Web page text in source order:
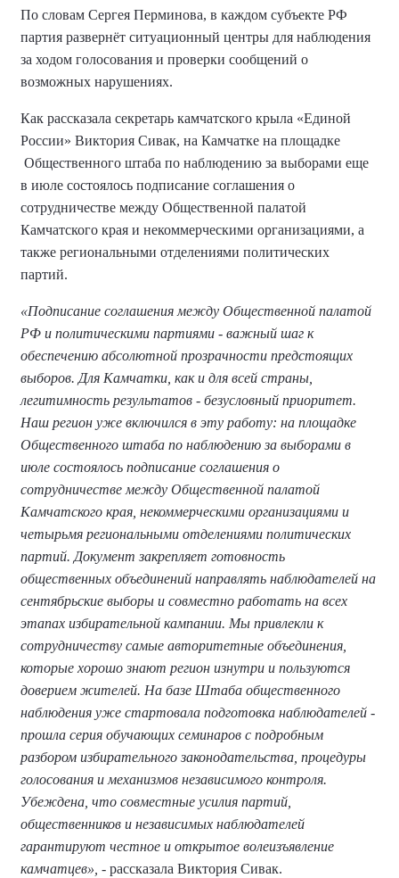
По словам Сергея Перминова, в каждом субъекте РФ
партия развернёт ситуационный центры для наблюдения
за ходом голосования и проверки сообщений о
возможных нарушениях.
Как рассказала секретарь камчатского крыла «Единой
России» Виктория Сивак, на Камчатке на площадке
Общественного штаба по наблюдению за выборами еще
в июле состоялось подписание соглашения о
сотрудничестве между Общественной палатой
Камчатского края и некоммерческими организациями, а
также региональными отделениями политических
партий.
«Подписание соглашения между Общественной палатой
РФ и политическими партиями - важный шаг к
обеспечению абсолютной прозрачности предстоящих
выборов. Для Камчатки, как и для всей страны,
легитимность результатов - безусловный приоритет.
Наш регион уже включился в эту работу: на площадке
Общественного штаба по наблюдению за выборами в
июле состоялось подписание соглашения о
сотрудничестве между Общественной палатой
Камчатского края, некоммерческими организациями и
четырьмя региональными отделениями политических
партий. Документ закрепляет готовность
общественных объединений направлять наблюдателей на
сентябрьские выборы и совместно работать на всех
этапах избирательной кампании. Мы привлекли к
сотрудничеству самые авторитетные объединения,
которые хорошо знают регион изнутри и пользуются
доверием жителей. На базе Штаба общественного
наблюдения уже стартовала подготовка наблюдателей -
прошла серия обучающих семинаров с подробным
разбором избирательного законодательства, процедуры
голосования и механизмов независимого контроля.
Убеждена, что совместные усилия партий,
общественников и независимых наблюдателей
гарантируют честное и открытое волеизъявление
камчатцев», - рассказала Виктория Сивак.